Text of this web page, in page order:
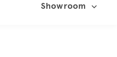
Showroom